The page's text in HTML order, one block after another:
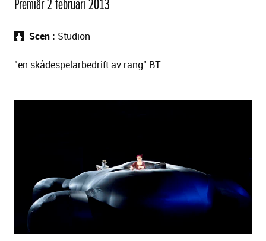
Premiär 2 februari 2013
Scen Studion
"en skådespelarbedrift av rang" BT